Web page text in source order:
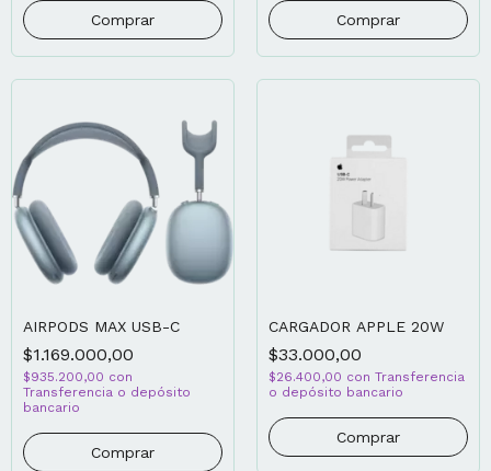
AIRPODS MAX USB-C
$1.169.000,00
$935.200,00 con
Transferencia o depósito
bancario
Comprar
CARGADOR APPLE 20W
$33.000,00
$26.400,00 con Transferencia
o depósito bancario